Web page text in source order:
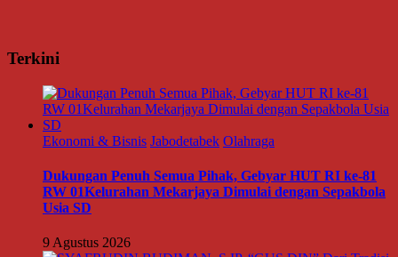
Terkini
Ekonomi & Bisnis Jabodetabek Olahraga
Dukungan Penuh Semua Pihak, Gebyar HUT RI ke-81
RW 01Kelurahan Mekarjaya Dimulai dengan Sepakbola
Usia SD
9 Agustus 2026